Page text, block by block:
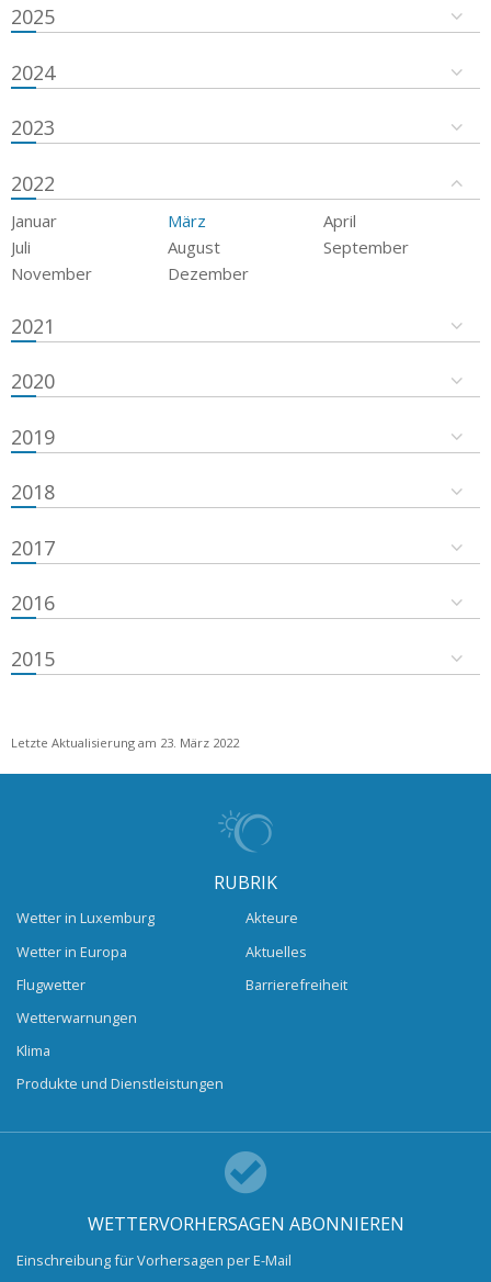
2025
2024
2023
2022
Januar März
April
Juli
August
September
November
Dezember
2021
2020
2019
2018
2017
2016
2015
Letzte Aktualisierung am 23. März 2022
RUBRIK
Wetter in Luxemburg
Wetter in Europa
Flugwetter
Wetterwarnungen
Klima
Produkte und Dienstleistungen
Akteure
Aktuelles
Barrierefreiheit
WETTERVORHERSAGEN ABONNIEREN
Einschreibung für Vorhersagen per E-Mail